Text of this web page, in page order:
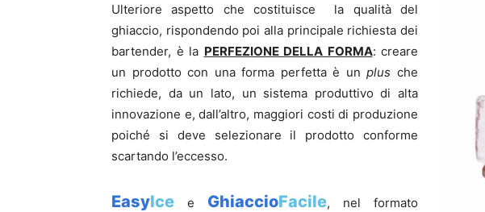
Ulteriore aspetto che costituisce la qualità del
ghiaccio, rispondendo poi alla principale richiesta dei
bartender, è la PERFEZIONE DELLA FORMA: creare
un prodotto con unaforma perfetta è unplus che
richiede, da un lato, un sistema produttivo di alta
innovazione e, dall’altro, maggiori costi di produzione
poiché si deve selezionare il prodotto conforme
scartando l’eccesso.
EasyIce e GhiaccioFacile, nel formato